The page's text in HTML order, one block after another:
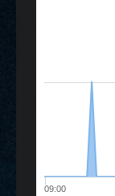
09:00